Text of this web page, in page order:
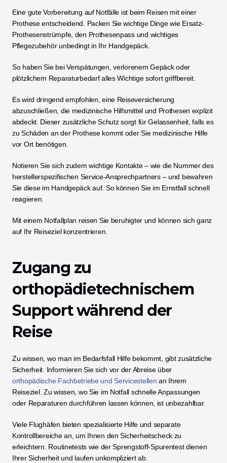
Eine gute Vorbereitung auf Notfälle ist beim Reisen mit einer
Prothese entscheidend. Packen Sie wichtige Dinge wie Ersatz-
Prothesenstrümpfe, den Prothesenpass und wichtiges
Pflegezubehör unbedingt in Ihr Handgepäck.
So haben Sie bei Verspätungen, verlorenem Gepäck oder
plötzlichem Reparaturbedarf alles Wichtige sofort griffbereit.
Es wird dringend empfohlen, eine Reiseversicherung
abzuschließen, die medizinische Hilfsmittel und Prothesen explizit
abdeckt. Dieser zusätzliche Schutz sorgt für Gelassenheit, falls es
zu Schäden an der Prothese kommt oder Sie medizinische Hilfe
vor Ort benötigen.
Notieren Sie sich zudem wichtige Kontakte – wie die Nummer des
herstellerspezifischen Service-Ansprechpartners – und bewahren
Sie diese im Handgepäck auf. So können Sie im Ernstfall schnell
reagieren.
Mit einem Notfallplan reisen Sie beruhigter und können sich ganz
auf Ihr Reiseziel konzentrieren.
Zugang zu
orthopädietechnischem
Support während der
Reise
Zu wissen, wo man im Bedarfsfall Hilfe bekommt, gibt zusätzliche
orthopädische Fachbetriebe und Servicestellen an Ihrem
Reiseziel. Zu wissen, wo Sie im Notfall schnelle Anpassungen
oder Reparaturen durchführen lassen können, ist unbezahlbar.
Viele Flughäfen bieten spezialisierte Hilfe und separate
Kontrollbereiche an, um Ihnen den Sicherheitscheck zu
erleichtern. Routinetests wie der Sprengstoff-Spurentest dienen
Ihrer Sicherheit und laufen unkompliziert ab.